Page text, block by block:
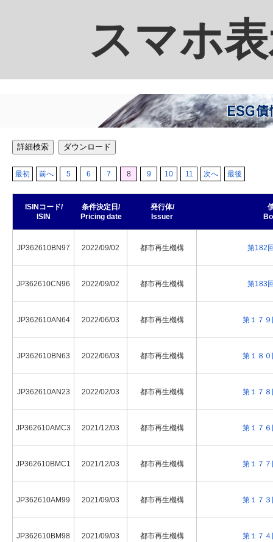
スマホ
詳細検索 ダウンロード
最初 前へ 5 6 7 8 9 10 11 次へ 最後
ISINコード/
ISIN
条件決定日/
Pricing date
発行体/
Issuer
JP362610BN97 2022/09/02 都市再生機構 第182
JP362610CN96 2022/09/02 都市再生機構 第183
JP362610AN64 2022/06/03 都市再生機構 第１７
JP362610BN63 2022/06/03 都市再生機構 第１８
JP362610AN23 2022/02/03 都市再生機構 第１７
JP362610AMC3 2021/12/03 都市再生機構 第１７
JP362610BMC1 2021/12/03 都市再生機構 第１７
JP362610AM99 2021/09/03 都市再生機構 第１７
JP362610BM98 2021/09/03 都市再生機構 第１７